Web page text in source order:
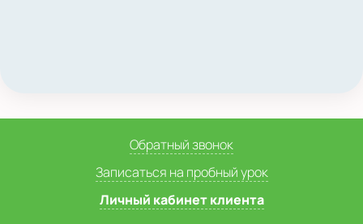
Обратный звонок
Записаться на пробный урок
Личный кабинет клиента